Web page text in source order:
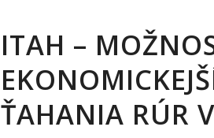
ITAH –
ŤAHANIA RÚR